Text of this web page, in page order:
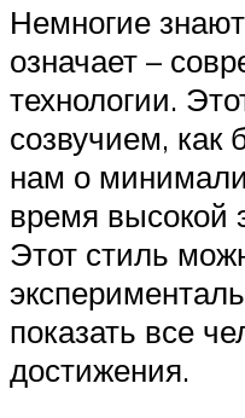
Немногие
означает –
технологии.
созвучием, как
нам о
время высокой
Этот стиль
показать все
достижения.